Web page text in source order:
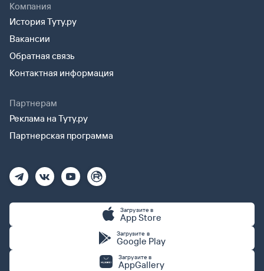
Компания
История Туту.ру
Вакансии
Обратная связь
Контактная информация
Партнерам
Реклама на Туту.ру
Партнерская программа
Загрузите в
App Store
Загрузите в
Google Play
Загрузите в
AppGallery